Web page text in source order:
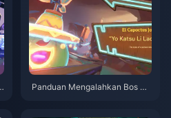
Panduan Mengalahkan Bos Ge